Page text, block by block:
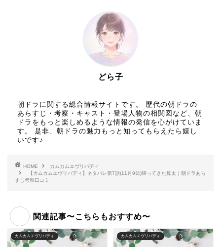
どら子
朝ドラに関する総合情報サイトです。 歴代の朝ドラの
あらすじ・考察・キャスト・登場人物の相関図など、朝
ドラをもっと楽しめるような情報の発信を心がけていま
す。 是非、朝ドラの魅力もっと知ってもらえたら嬉し
いです♪
HOME
カムカムエヴリバディ
【カムカムエヴリバディ】ネタバレ第7話(11月9日)帰ってきた算太｜朝ドラあら
すじ考察口コミ
関連記事〜こちらもおすすめ〜
カムカムエヴリバディ カムカムエヴリバディ